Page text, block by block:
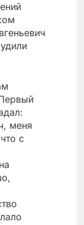
меня
с